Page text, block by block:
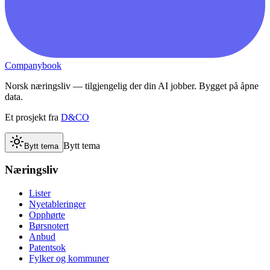
Companybook
Norsk næringsliv — tilgjengelig der din AI jobber. Bygget på åpne
data.
Et prosjekt fra D&CO
Bytt tema Bytt tema
Næringsliv
Lister
Nyetableringer
Opphørte
Børsnotert
Anbud
Patentsok
Fylker og kommuner